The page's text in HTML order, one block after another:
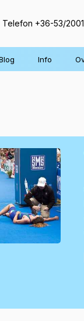
Telefon +36-53/
Info